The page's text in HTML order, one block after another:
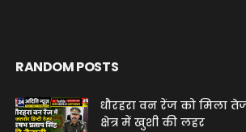
RANDOM POSTS
धौरहरा वन रेंज को मिला
क्षेत्र में खुशी की लहर